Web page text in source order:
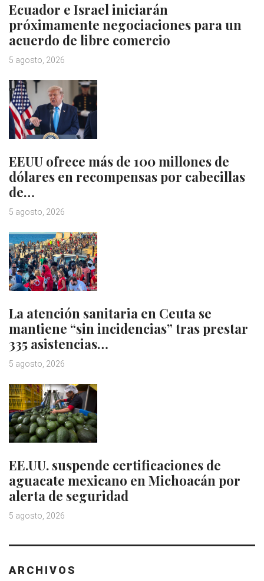
Ecuador e Israel iniciarán
próximamente negociaciones para un
acuerdo de libre comercio
5 agosto, 2026
EEUU ofrece más de 100 millones de
dólares en recompensas por cabecillas
de…
5 agosto, 2026
La atención sanitaria en Ceuta se
mantiene “sin incidencias” tras prestar
335 asistencias…
5 agosto, 2026
EE.UU. suspende certificaciones de
aguacate mexicano en Michoacán por
alerta de seguridad
5 agosto, 2026
ARCHIVOS